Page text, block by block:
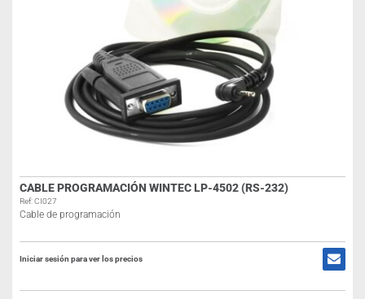
CABLE PROGRAMACIÓN WINTEC LP-4502 (RS-232)
Ref: CI027
Cable de programación
Iniciar sesión para ver los precios